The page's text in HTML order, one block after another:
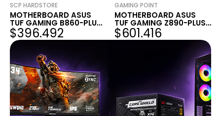
SCP HARDSTORE
MOTHERBOARD ASUS
TUF GAMING B860-PLUS
WIFI SOCKET LGA1851
$396.492
GAMING POINT
MOTHERBOARD ASUS
TUF GAMING Z890-PLUS
WIFI LGA1851 DDR5
$601.416